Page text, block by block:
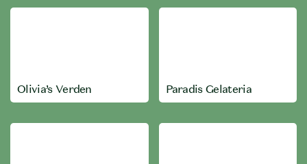
Olivia’s Verden Paradis Gelateria